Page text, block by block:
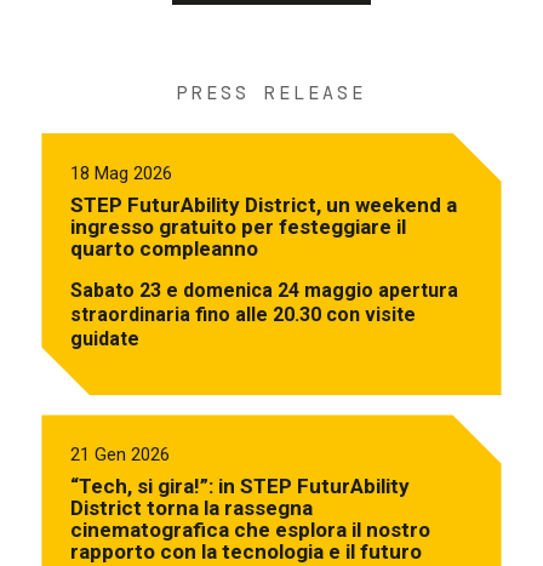
PRESS RELEASE
18 Mag 2026
STEP FuturAbility District, un weekend a
ingresso gratuito per festeggiare il
quarto compleanno
Sabato 23 e domenica 24 maggio apertura
straordinaria fino alle 20.30 con visite
guidate
21 Gen 2026
“Tech, si gira!”: in STEP FuturAbility
District torna la rassegna
cinematografica che esplora il nostro
rapporto con la tecnologia e il futuro